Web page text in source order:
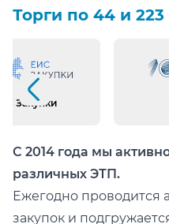
Торги по 44 и
Закупки
Предыдущий слайд
С 2014 года мы
различных ЭТП.
Ежегодно проводится
закупок и